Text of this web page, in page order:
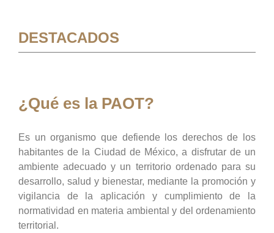
DESTACADOS
¿Qué es la PAOT?
Es un organismo que defiende los derechos de los
habitantes de la Ciudad de México, a disfrutar de un
ambiente adecuado y un territorio ordenado para su
desarrollo, salud y bienestar, mediante la promoción y
vigilancia de la aplicación y cumplimiento de la
normatividad en materia ambiental y del ordenamiento
territorial.